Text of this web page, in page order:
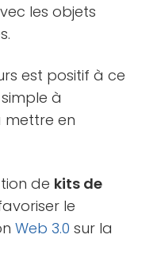
les objets
est positif à ce
à
en
de kits de
le
Web 3.0 sur la